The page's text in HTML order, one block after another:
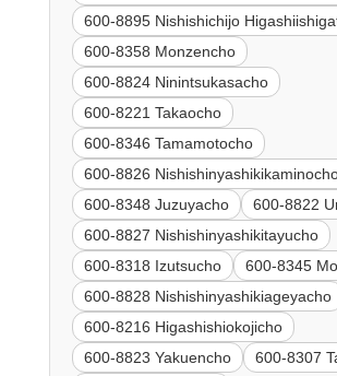
600-8895 Nishishichijo
600-8358 Monzencho
600-8824 Ninintsukasacho
600-8221 Takaocho
600-8346 Tamamotocho
600-8826
600-8348 Juzuyacho
600-8822
600-8827 Nishishinyashikitayucho
600-8318 Izutsucho
600-8345
600-8828 Nishishinyashikiageyacho
600-8216 Higashishiokojicho
600-8823 Yakuencho
600-8307